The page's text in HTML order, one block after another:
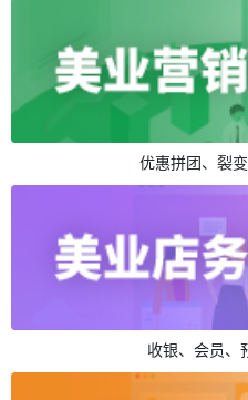
优惠拼团、裂
收银、会员、